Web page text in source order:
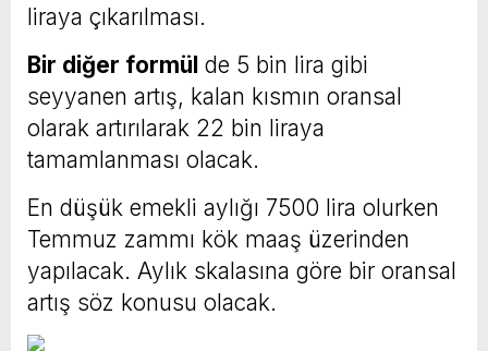
liraya çıkarılması.
Bir diğer formül de 5 bin lira gibi
seyyanen artış, kalan kısmın oransal
olarak artırılarak 22 bin liraya
tamamlanması olacak.
En düşük emekli aylığı 7500 lira olurken
Temmuz zammı kök maaş üzerinden
yapılacak. Aylık skalasına göre bir oransal
artış söz konusu olacak.